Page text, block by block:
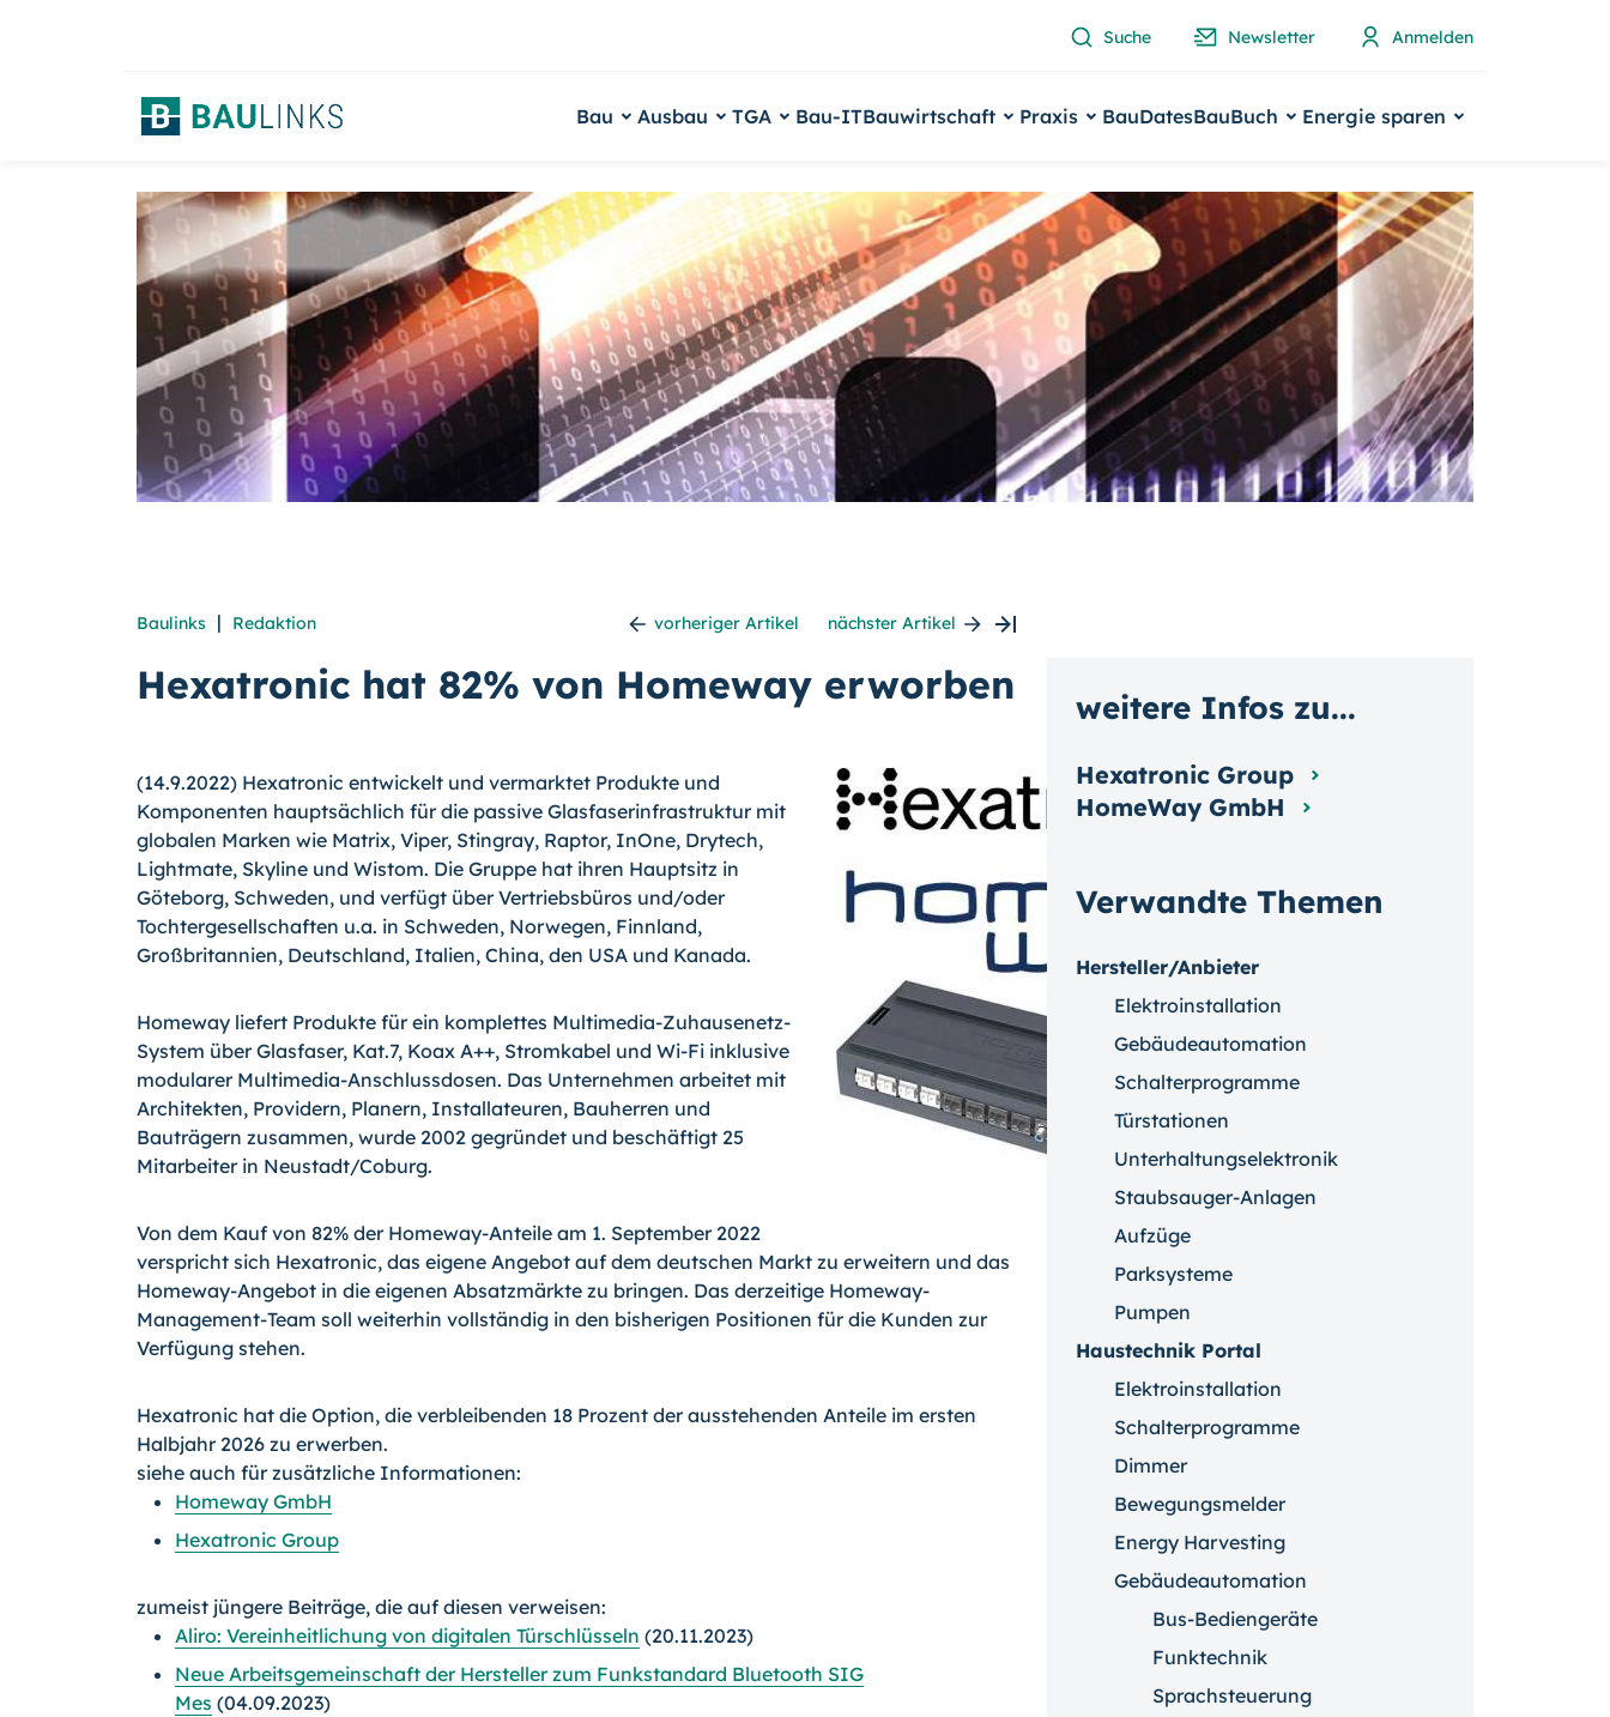
Suche Newsletter Anmelden
Bau Ausbau TGA Bau-ITBauwirtschaft Praxis BauDatesBauBuch Energie sparen
Baulinks | Redaktion vorheriger Artikel nächster Artikel
Hexatronic hat 82% von Homeway erworben
(14.9.2022) Hexatronic entwickelt und vermarktet Produkte und
Komponenten hauptsächlich für die passive Glasfaserinfrastruktur mit
globalen Marken wie Matrix, Viper, Stingray, Raptor, InOne, Drytech,
Lightmate, Skyline und Wistom. Die Gruppe hat ihren Hauptsitz in
Göteborg, Schweden, und verfügt über Vertriebsbüros und/oder
Tochtergesellschaften u.a. in Schweden, Norwegen, Finnland,
Großbritannien, Deutschland, Italien, China, den USA und Kanada.
Homeway liefert Produkte für ein komplettes Multimedia-Zu­hau­senetz-
System über Glasfaser, Kat.7, Koax A++, Stromkabel und Wi-Fi inklusive
modularer Multimedia-Anschlussdosen. Das Unternehmen arbeitet mit
Architekten, Providern, Planern, Installateuren, Bauherren und
Bauträgern zusammen, wurde 2002 gegründet und beschäftigt 25
Mitarbeiter in Neustadt/Coburg.
Von dem Kauf von 82% der Homeway-Anteile am 1. September 2022
verspricht sich Hexatronic, das eigene Angebot auf dem deutschen Markt zu erweitern und das
Homeway-Angebot in die eigenen Absatzmärkte zu bringen. Das derzeitige Homeway-
Management-Team soll weiterhin vollständig in den bisherigen Positionen für die Kunden zur
Verfügung stehen.
Hexatronic hat die Option, die verbleibenden 18 Prozent der ausstehenden Anteile im ersten
Halbjahr 2026 zu erwerben.
siehe auch für zusätzliche Informationen:
Homeway GmbH
Hexatronic Group
zumeist jüngere Beiträge, die auf diesen verweisen:
Aliro: Vereinheitlichung von digitalen Türschlüsseln (20.11.2023)
Neue Arbeitsgemeinschaft der Hersteller zum Funkstandard Bluetooth SIG
Mes (04.09.2023)
Verwandte Themen
Hersteller/Anbieter
Elektroinstallation
Gebäudeautomation
Schalterprogramme
Türstationen
Unterhaltungselektronik
Staubsauger-Anlagen
Aufzüge
Parksysteme
Pumpen
Haustechnik Portal
Elektroinstallation
Schalterprogramme
Dimmer
Bewegungsmelder
Energy Harvesting
Gebäudeautomation
Bus-Bediengeräte
Funktechnik
Sprachsteuerung
weitere Infos zu...
Hexatronic Group
HomeWay GmbH